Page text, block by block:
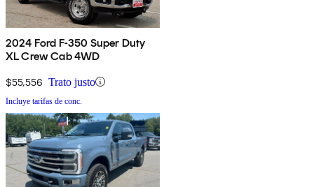
2024 Ford F-350 Super Duty
XL Crew Cab 4WD
$55,556 Trato justo
Incluye tarifas de conc.